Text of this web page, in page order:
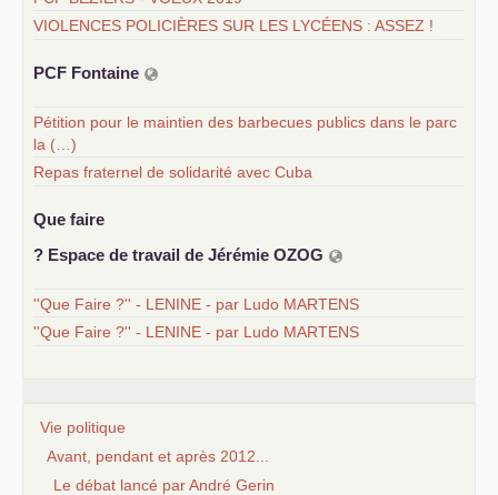
VIOLENCES POLICIÈRES SUR LES LYCÉENS : ASSEZ !
PCF Fontaine
Pétition pour le maintien des barbecues publics dans le parc
la (…)
Repas fraternel de solidarité avec Cuba
Que faire
? Espace de travail de Jérémie OZOG
''Que Faire ?'' - LENINE - par Ludo MARTENS
''Que Faire ?'' - LENINE - par Ludo MARTENS
Vie politique
Avant, pendant et après 2012...
Le débat lancé par André Gerin